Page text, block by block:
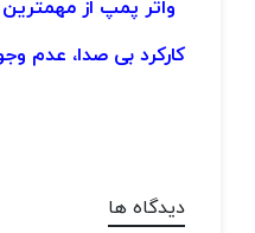
واتر پمپ از
کارکرد بی صدا، عدم
دیدگاه ها